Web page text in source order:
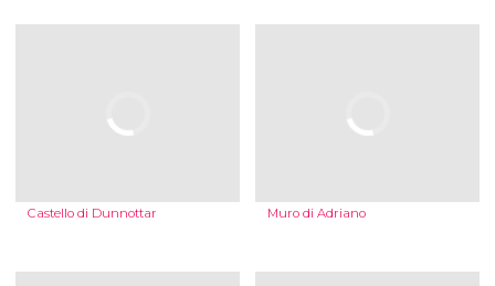
Castello di Dunnottar Muro di Adriano